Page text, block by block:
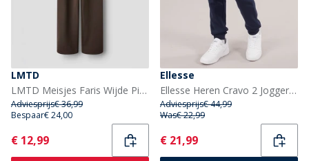
LMTD
LMTD Meisjes Faris Wijde Pijp Joggingbroek Chocolate Brown
Adviesprijs€ 36,99
Bespaar€ 24,00
Current
€ 12,99
Ellesse
Ellesse Heren Cravo 2 Joggers Navy
Adviesprijs€ 44,99
Was€ 22,99
Current
€ 21,99